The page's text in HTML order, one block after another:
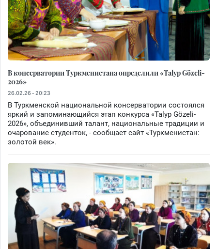
В консерватории Туркменистана определили «Talyp Gözeli-
2026»
26.02.26 - 20:23
В Туркменской национальной консерватории состоялся
яркий и запоминающийся этап конкурса «Talyp Gözeli-
2026», объединивший талант, национальные традиции и
очарование студенток, - сообщает сайт «Туркменистан:
золотой век».